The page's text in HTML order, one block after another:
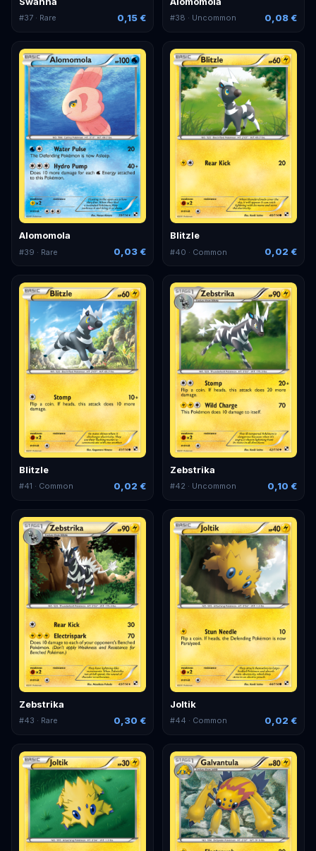
#37 · Rare 0,15 € #38 · Uncommon 0,08 €
Alomomola
#39 · Rare 0,03 €
Blitzle
#40 · Common 0,02 €
Blitzle
#41 · Common 0,02 €
Zebstrika
#42 · Uncommon 0,10 €
Zebstrika
#43 · Rare 0,30 €
Joltik
#44 · Common 0,02 €